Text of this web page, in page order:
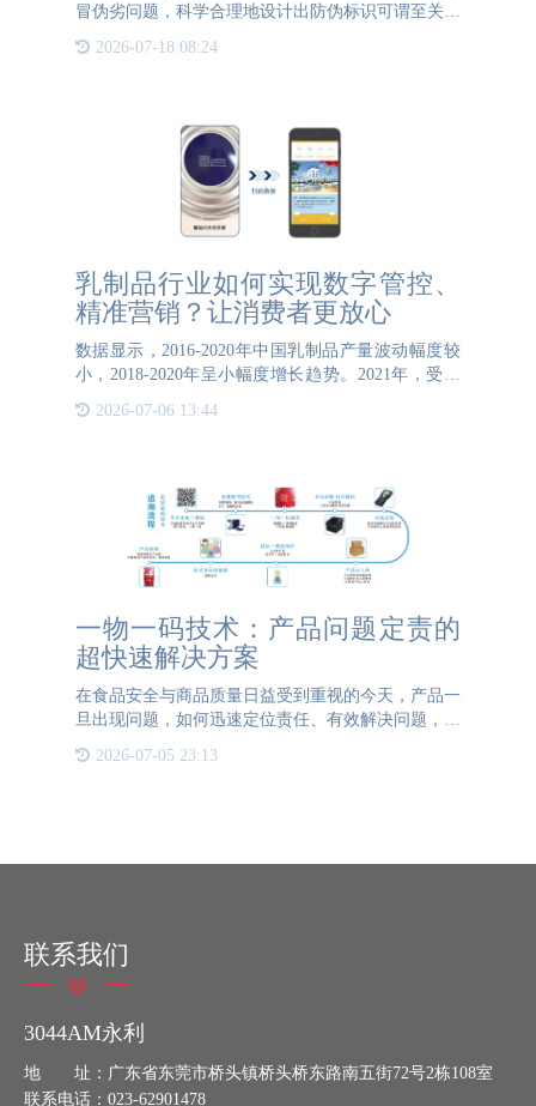
冒伪劣问题，科学合理地设计出防伪标识可谓至关重
要。防伪标识对于奶粉等高价值、高敏感性的业界商
品来说，不仅是确保企业信誉度和提升品牌影响力的
2026-07-18 08:24
乳制品行业如何实现数字管控、
精准营销？让消费者更放心
数据显示，2016-2020年中国乳制品产量波动幅度较
小，2018-2020年呈小幅度增长趋势。2021年，受新
乳制品产量达2750.6万吨，同比
2026-07-06 13:44
一物一码技术：产品问题定责的
超快速解决方案
在食品安全与商品质量日益受到重视的今天，产品一
旦出现问题，如何迅速定位责任、有效解决问题，成
为了企业和消费者共同面临的重大挑战。而一物一码
技术的引入，为这一难题提供了超快速的解决方案。
2026-07-05 23:13
联系我们
3044AM永利
地 址：广东省东莞市桥头镇桥头桥东路南五街72号2栋108室
联系电话：023-62901478